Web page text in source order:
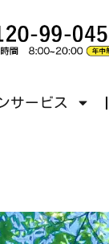
サービス